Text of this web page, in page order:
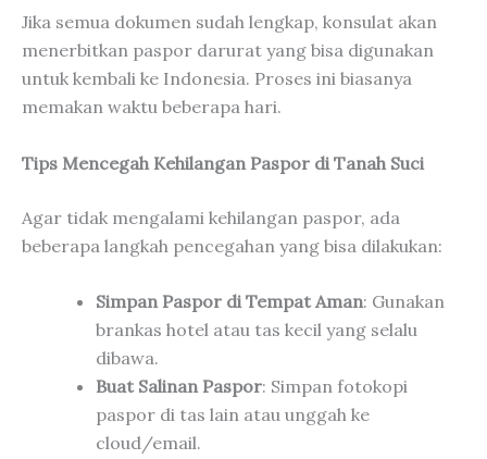
Jika semua dokumen sudah lengkap, konsulat akan
menerbitkan paspor darurat yang bisa digunakan
untuk kembali ke Indonesia. Proses ini biasanya
memakan waktu beberapa hari.
Tips Mencegah Kehilangan Paspor di Tanah Suci
Agar tidak mengalami kehilangan paspor, ada
beberapa langkah pencegahan yang bisa dilakukan:
Simpan Paspor di Tempat Aman: Gunakan
brankas hotel atau tas kecil yang selalu
dibawa.
Buat Salinan Paspor: Simpan fotokopi
paspor di tas lain atau unggah ke
cloud/email.